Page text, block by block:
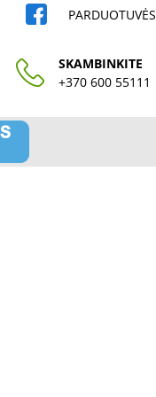
PARDUOTUVĖS
SKAMBINKITE
+370 600 55111